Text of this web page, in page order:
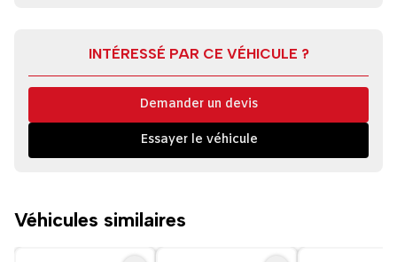
INTÉRESSÉ PAR CE VÉHICULE ?
Demander un devis
Essayer le véhicule
Véhicules similaires